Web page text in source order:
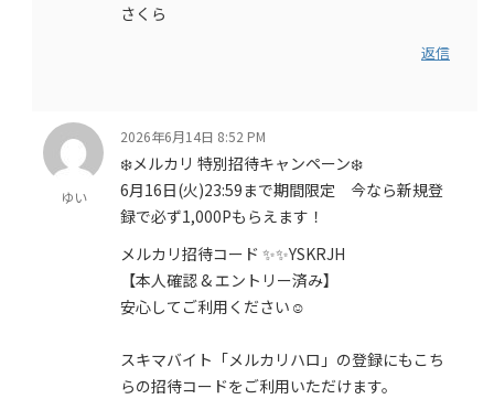
さくら
返信
ゆい
2026年6月14日 8:52 PM
❄️メルカリ 特別招待キャンペーン❄️
6月16日(火)23:59まで期間限定 今なら新規登
録で必ず1,000Pもらえます！
メルカリ招待コード ✨✨YSKRJH
【本人確認 & エントリー済み】
安心してご利用ください☺️
スキマバイト「メルカリハロ」の登録にもこち
らの招待コードをご利用いただけます。